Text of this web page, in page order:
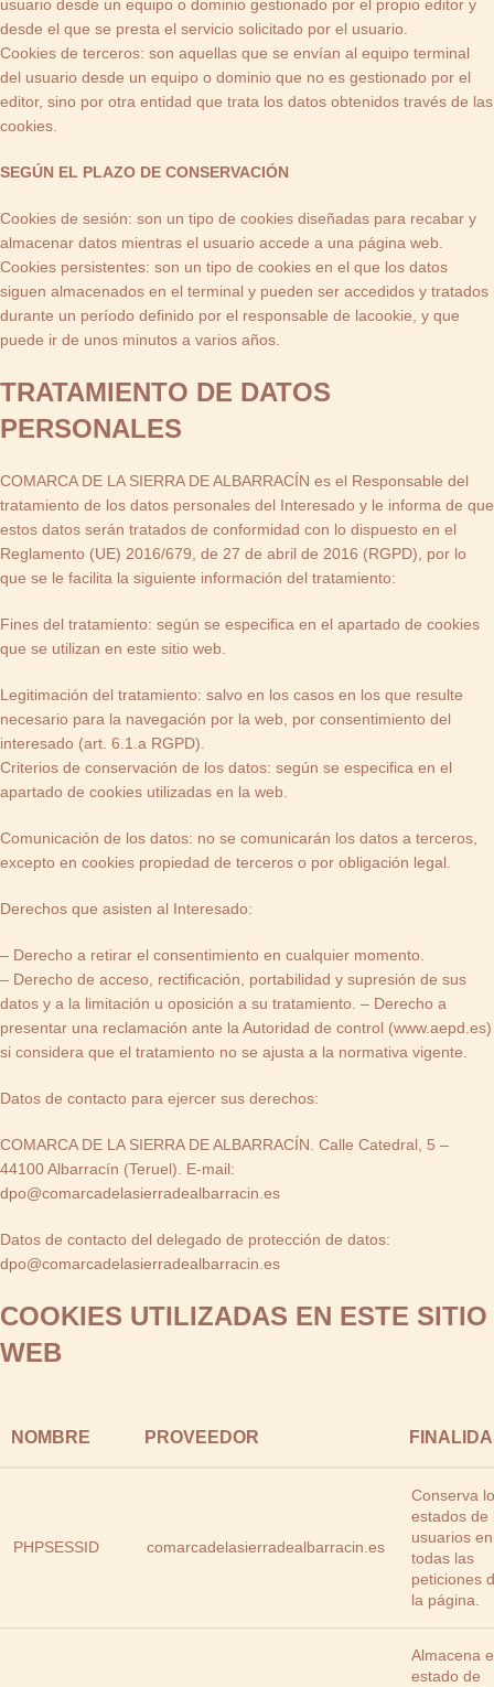
usuario desde un equipo o dominio gestionado por el propio editor y
desde el que se presta el servicio solicitado por el usuario.
Cookies de terceros: son aquellas que se envían al equipo terminal
del usuario desde un equipo o dominio que no es gestionado por el
editor, sino por otra entidad que trata los datos obtenidos través de las
cookies.
SEGÚN EL PLAZO DE CONSERVACIÓN
Cookies de sesión: son un tipo de cookies diseñadas para recabar y
almacenar datos mientras el usuario accede a una página web.
Cookies persistentes: son un tipo de cookies en el que los datos
siguen almacenados en el terminal y pueden ser accedidos y tratados
durante un período definido por el responsable de lacookie, y que
puede ir de unos minutos a varios años.
TRATAMIENTO DE DATOS
PERSONALES
COMARCA DE LA SIERRA DE ALBARRACÍN es el Responsable del
tratamiento de los datos personales del Interesado y le informa de que
estos datos serán tratados de conformidad con lo dispuesto en el
Reglamento (UE) 2016/679, de 27 de abril de 2016 (RGPD), por lo
que se le facilita la siguiente información del tratamiento:
Fines del tratamiento: según se especifica en el apartado de cookies
que se utilizan en este sitio web.
Legitimación del tratamiento: salvo en los casos en los que resulte
necesario para la navegación por la web, por consentimiento del
interesado (art. 6.1.a RGPD).
Criterios de conservación de los datos: según se especifica en el
apartado de cookies utilizadas en la web.
Comunicación de los datos: no se comunicarán los datos a terceros,
excepto en cookies propiedad de terceros o por obligación legal.
Derechos que asisten al Interesado:
– Derecho a retirar el consentimiento en cualquier momento.
– Derecho de acceso, rectificación, portabilidad y supresión de sus
datos y a la limitación u oposición a su tratamiento. – Derecho a
presentar una reclamación ante la Autoridad de control (www.aepd.es)
si considera que el tratamiento no se ajusta a la normativa vigente.
Datos de contacto para ejercer sus derechos:
COMARCA DE LA SIERRA DE ALBARRACÍN. Calle Catedral, 5 –
44100 Albarracín (Teruel). E-mail:
dpo@comarcadelasierradealbarracin.es
Datos de contacto del delegado de protección de datos:
dpo@comarcadelasierradealbarracin.es
COOKIES UTILIZADAS EN ESTE SITIO
WEB
NOMBRE PROVEEDOR
PHPSESSID comarcadelasierradealbarracin.es
Conserva
estados de
usuarios en
todas las
peticiones
la página.
Almacena
estado de